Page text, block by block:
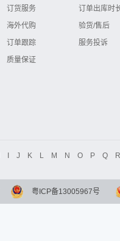
订货服务
海外代购
订单跟踪
质量保证
订单出库时
验货/售后
服务投诉
J K L M N O P Q R
粤ICP备13005967号